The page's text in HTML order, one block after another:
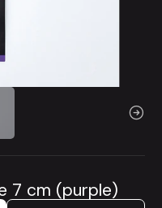
7 cm (purple)